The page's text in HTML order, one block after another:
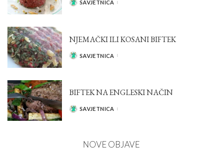
POSTED
SAVJETNICA
NJEMAČKI ILI KOSANI BIFTEK
POSTED
SAVJETNICA
BIFTEK NA ENGLESKI NAČIN
POSTED
SAVJETNICA
NOVE OBJAVE